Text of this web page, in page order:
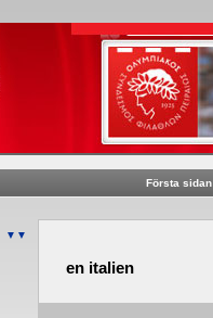
Första sidan
▼▼
en italien